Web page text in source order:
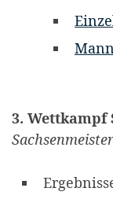
3. Wettkampf